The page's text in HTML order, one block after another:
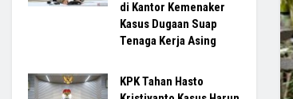
di Kantor Kemenaker
Kasus Dugaan Suap
Tenaga Kerja Asing
KPK Tahan Hasto